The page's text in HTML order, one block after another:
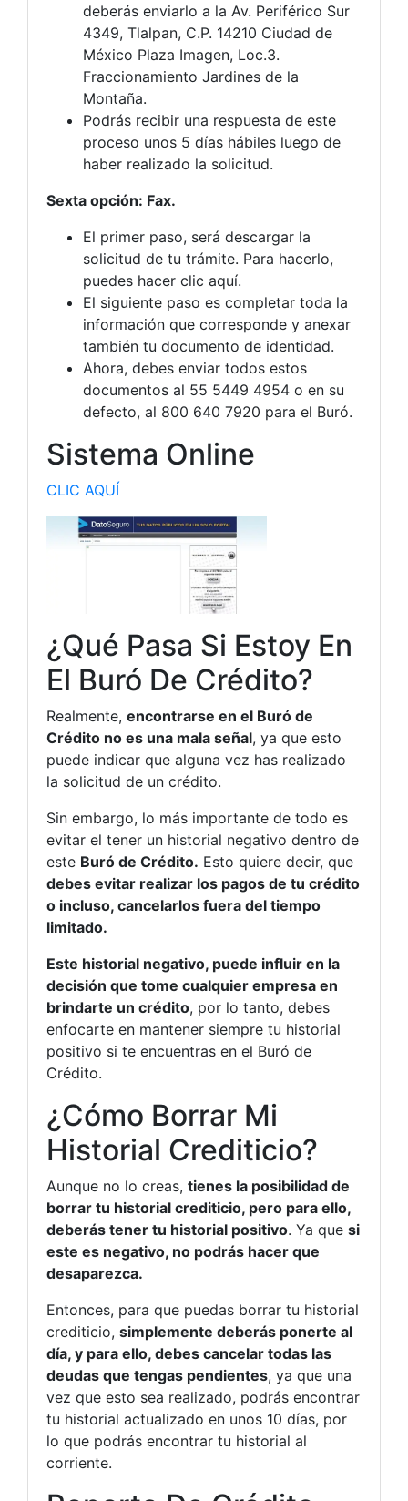
deberás enviarlo a la Av. Periférico Sur
4349, Tlalpan, C.P. 14210 Ciudad de
México Plaza Imagen, Loc.3.
Fraccionamiento Jardines de la
Montaña.
Podrás recibir una respuesta de este
proceso unos 5 días hábiles luego de
haber realizado la solicitud.
Sexta opción: Fax.
El primer paso, será descargar la
solicitud de tu trámite. Para hacerlo,
puedes hacer clic aquí.
El siguiente paso es completar toda la
información que corresponde y anexar
también tu documento de identidad.
Ahora, debes enviar todos estos
documentos al 55 5449 4954 o en su
defecto, al 800 640 7920 para el Buró.
Sistema Online
CLIC AQUÍ
¿Qué Pasa Si Estoy En
El Buró De Crédito?
Realmente, encontrarse en el Buró de
Crédito no es una mala señal, ya que esto
puede indicar que alguna vez has realizado
la solicitud de un crédito.
Sin embargo, lo más importante de todo es
evitar el tener un historial negativo dentro de
este Buró de Crédito. Esto quiere decir, que
debes evitar realizar los pagos de tu crédito
o incluso, cancelarlos fuera del tiempo
limitado.
Este historial negativo, puede influir en la
decisión que tome cualquier empresa en
brindarte un crédito, por lo tanto, debes
enfocarte en mantener siempre tu historial
positivo si te encuentras en el Buró de
Crédito.
¿Cómo Borrar Mi
Historial Crediticio?
Aunque no lo creas, tienes la posibilidad de
borrar tu historial crediticio, pero para ello,
deberás tener tu historial positivo. Ya que si
este es negativo, no podrás hacer que
desaparezca.
Entonces, para que puedas borrar tu historial
crediticio, simplemente deberás ponerte al
día, y para ello, debes cancelar todas las
deudas que tengas pendientes, ya que una
vez que esto sea realizado, podrás encontrar
tu historial actualizado en unos 10 días, por
lo que podrás encontrar tu historial al
corriente.